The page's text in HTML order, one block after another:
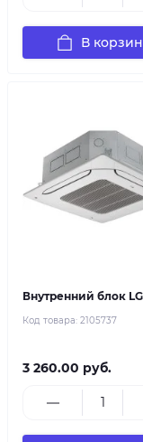
В
Внутренний блок LG
Код товара: 2105737
3 260.00 руб.